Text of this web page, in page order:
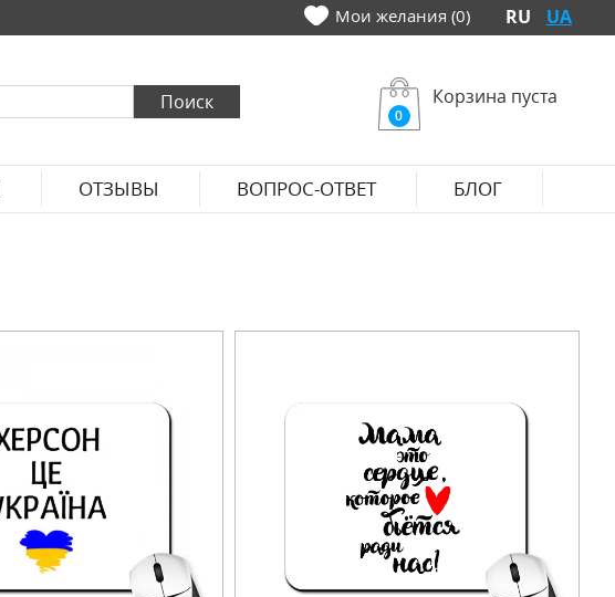
Мои желания (0) RU UA
0
Корзина пуста
ОТЗЫВЫ ВОПРОС-ОТВЕТ БЛОГ